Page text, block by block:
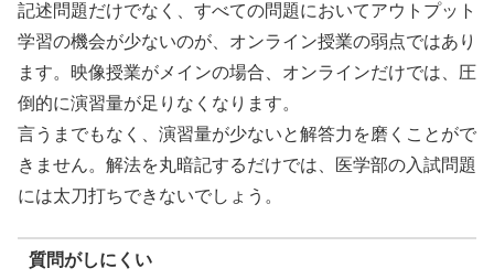
記述問題だけでなく、すべての問題においてアウトプット
学習の機会が少ないのが、オンライン授業の弱点ではあり
ます。映像授業がメインの場合、オンラインだけでは、圧
倒的に演習量が足りなくなります。
言うまでもなく、演習量が少ないと解答力を磨くことがで
きません。解法を丸暗記するだけでは、医学部の入試問題
には太刀打ちできないでしょう。
質問がしにくい